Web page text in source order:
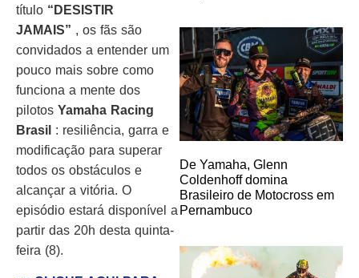
título “DESISTIR
JAMAIS” , os fãs são
convidados a entender um
pouco mais sobre como
funciona a mente dos
pilotos Yamaha Racing
Brasil : resiliência, garra e
modificação para superar
todos os obstáculos e
alcançar a vitória. O
episódio estará disponível a
partir das 20h desta quinta-
feira (8).
De Yamaha, Glenn
Coldenhoff domina
Brasileiro de Motocross em
Pernambuco